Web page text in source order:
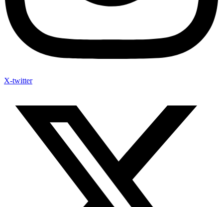
X-twitter